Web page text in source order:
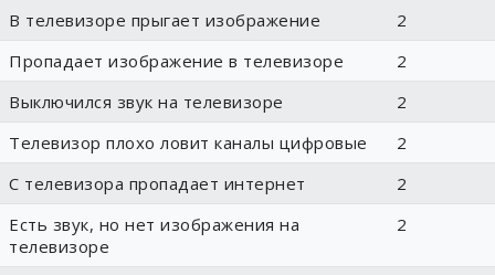
В телевизоре прыгает изображение
2
Пропадает изображение в телевизоре
2
Выключился звук на телевизоре
2
Телевизор плохо ловит каналы цифровые
2
С телевизора пропадает интернет
2
Есть звук, но нет изображения на
телевизоре
2